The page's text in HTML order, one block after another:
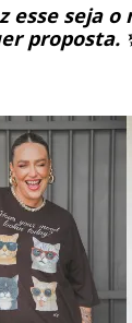
esse seja
proposta.